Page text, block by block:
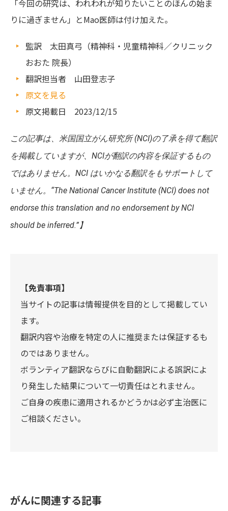
「今回の研究は、われわれが知りたいことのほんの始ま
りに過ぎません」とMao医師は付け加えた。
監訳 太田真弓（精神科・児童精神科／クリニック
おおた 院長）
翻訳担当者 山田登志子
原文を見る
原文掲載日 2023/12/15
この記事は、米国国立がん研究所 (NCI)の了承を得て翻訳
を掲載していますが、NCIが翻訳の内容を保証するもの
ではありません。NCI はいかなる翻訳をもサポートして
いません。“The National Cancer Institute (NCI) does not
endorse this translation and no endorsement by NCI
should be inferred.”】
【免責事項】
当サイトの記事は情報提供を目的として掲載してい
ます。
翻訳内容や治療を特定の人に推奨または保証するも
のではありません。
ボランティア翻訳ならびに自動翻訳による誤訳によ
り発生した結果について一切責任はとれません。
ご自身の疾患に適用されるかどうかは必ず主治医に
ご相談ください。
がんに関連する記事